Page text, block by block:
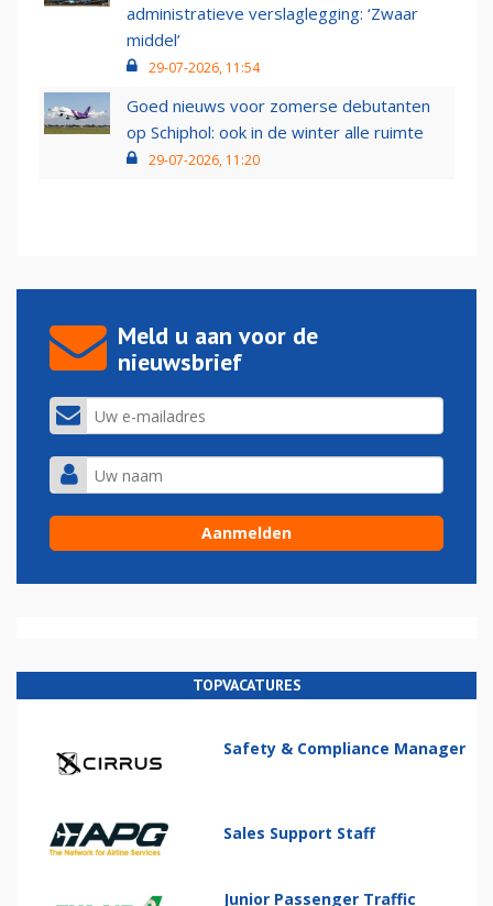
administratieve verslaglegging: ‘Zwaar
middel’
29-07-2026, 11:54
Goed nieuws voor zomerse debutanten
op Schiphol: ook in de winter alle ruimte
29-07-2026, 11:20
Meld u aan voor de
nieuwsbrief
TOPVACATURES
Safety & Compliance Manager
Sales Support Staff
Junior Passenger Traffic